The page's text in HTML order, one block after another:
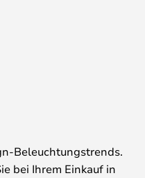
Beleuchtungstrends.
bei Ihrem Einkauf in